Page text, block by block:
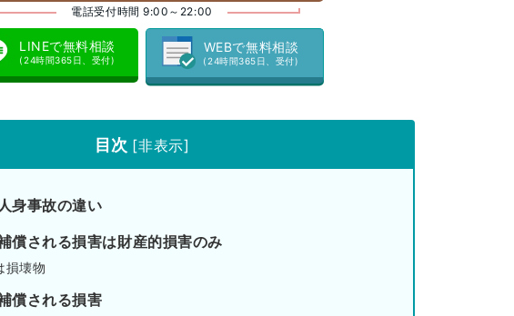
電話受付時間 9:00～22:00
LINEで無料相談
(24時間365日、受付)
WEBで無料相談
(24時間365日、受付)
目次 [非表示]
身事故の違い
償される損害は財産的損害のみ
損壊物
償される損害